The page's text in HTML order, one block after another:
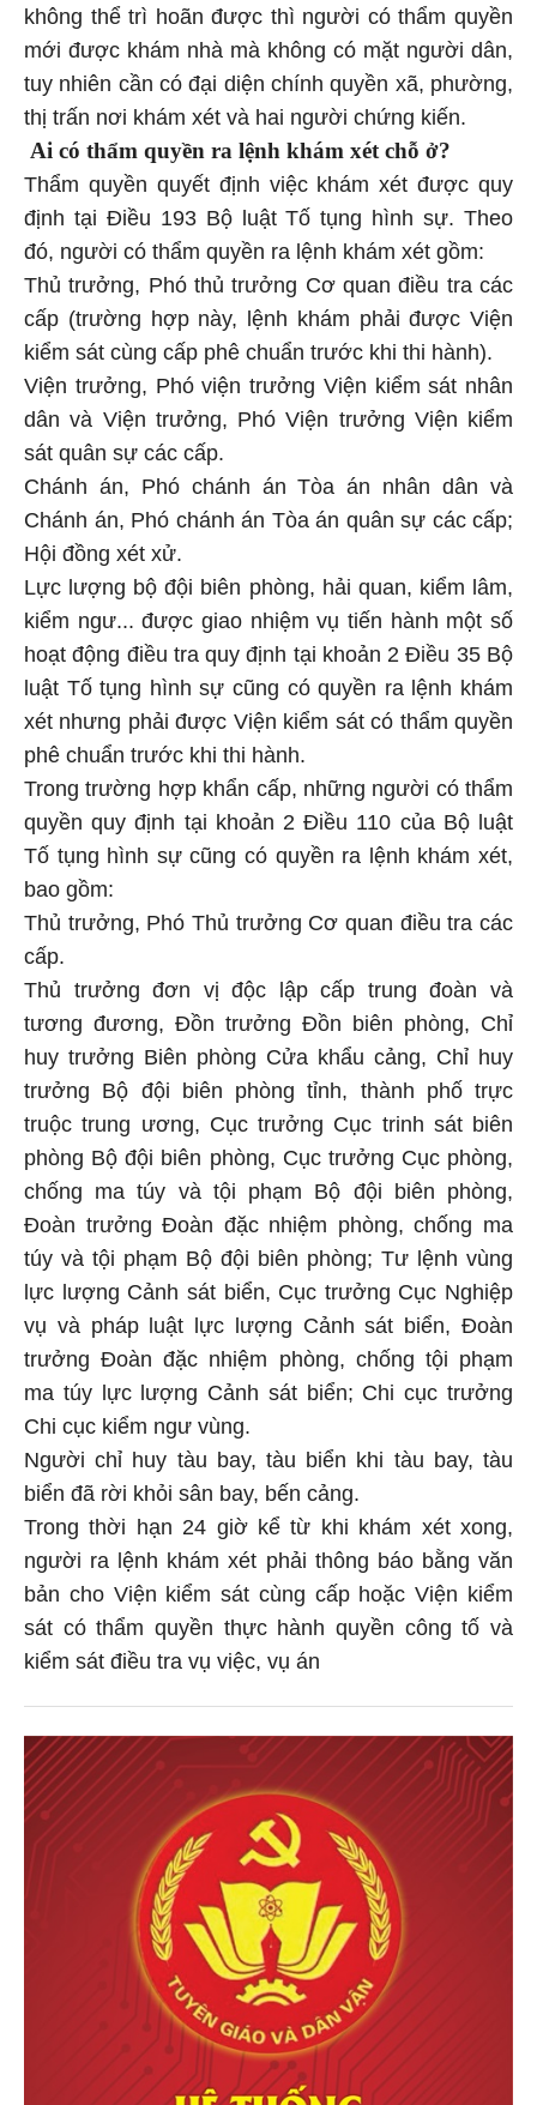
không thể trì hoãn được thì người có thẩm quyền
mới được khám nhà mà không có mặt người dân,
tuy nhiên cần có đại diện chính quyền xã, phường,
thị trấn nơi khám xét và hai người chứng kiến.
Ai có thẩm quyền ra lệnh khám xét chỗ ở?
Thẩm quyền quyết định việc khám xét được quy
định tại Điều 193 Bộ luật Tố tụng hình sự. Theo
đó, người có thẩm quyền ra lệnh khám xét gồm:
Thủ trưởng, Phó thủ trưởng Cơ quan điều tra các
cấp (trường hợp này, lệnh khám phải được Viện
kiểm sát cùng cấp phê chuẩn trước khi thi hành).
Viện trưởng, Phó viện trưởng Viện kiểm sát nhân
dân và Viện trưởng, Phó Viện trưởng Viện kiểm
sát quân sự các cấp.
Chánh án, Phó chánh án Tòa án nhân dân và
Chánh án, Phó chánh án Tòa án quân sự các cấp;
Hội đồng xét xử.
Lực lượng bộ đội biên phòng, hải quan, kiểm lâm,
kiểm ngư... được giao nhiệm vụ tiến hành một số
hoạt động điều tra quy định tại khoản 2 Điều 35 Bộ
luật Tố tụng hình sự cũng có quyền ra lệnh khám
xét nhưng phải được Viện kiểm sát có thẩm quyền
phê chuẩn trước khi thi hành.
Trong trường hợp khẩn cấp, những người có thẩm
quyền quy định tại khoản 2 Điều 110 của Bộ luật
Tố tụng hình sự cũng có quyền ra lệnh khám xét,
bao gồm:
Thủ trưởng, Phó Thủ trưởng Cơ quan điều tra các
cấp.
Thủ trưởng đơn vị độc lập cấp trung đoàn và
tương đương, Đồn trưởng Đồn biên phòng, Chỉ
huy trưởng Biên phòng Cửa khẩu cảng, Chỉ huy
trưởng Bộ đội biên phòng tỉnh, thành phố trực
truộc trung ương, Cục trưởng Cục trinh sát biên
phòng Bộ đội biên phòng, Cục trưởng Cục phòng,
chống ma túy và tội phạm Bộ đội biên phòng,
Đoàn trưởng Đoàn đặc nhiệm phòng, chống ma
túy và tội phạm Bộ đội biên phòng; Tư lệnh vùng
lực lượng Cảnh sát biển, Cục trưởng Cục Nghiệp
vụ và pháp luật lực lượng Cảnh sát biển, Đoàn
trưởng Đoàn đặc nhiệm phòng, chống tội phạm
ma túy lực lượng Cảnh sát biển; Chi cục trưởng
Chi cục kiểm ngư vùng.
Người chỉ huy tàu bay, tàu biển khi tàu bay, tàu
biển đã rời khỏi sân bay, bến cảng.
Trong thời hạn 24 giờ kể từ khi khám xét xong,
người ra lệnh khám xét phải thông báo bằng văn
bản cho Viện kiểm sát cùng cấp hoặc Viện kiểm
sát có thẩm quyền thực hành quyền công tố và
kiểm sát điều tra vụ việc, vụ án